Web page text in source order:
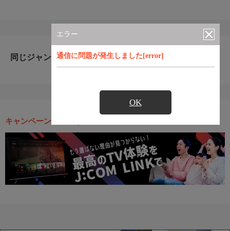
エラー
通信に問題が発生しました[error]
OK
同じジャンルのおすすめ番組
キャンペーン・お得な情報